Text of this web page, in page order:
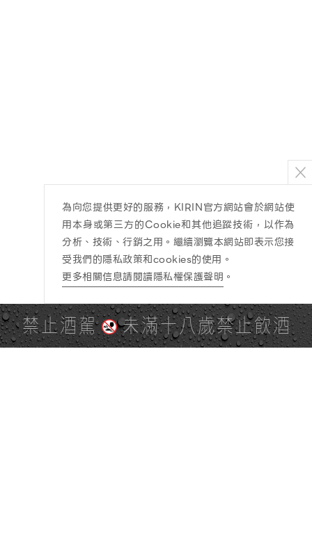
禁止酒駕 未滿十八歲禁止飲酒
為向您提供更好的服務，KIRIN官方網站會於網站使
用本身或第三方的Cookie和其他追蹤技術，以作為
分析、技術、行銷之用。繼續瀏覽本網站即表示您接
受我們的隱私政策和cookies的使用。
更多相關信息請閱讀隱私權保護聲明 。
PAGE TOP